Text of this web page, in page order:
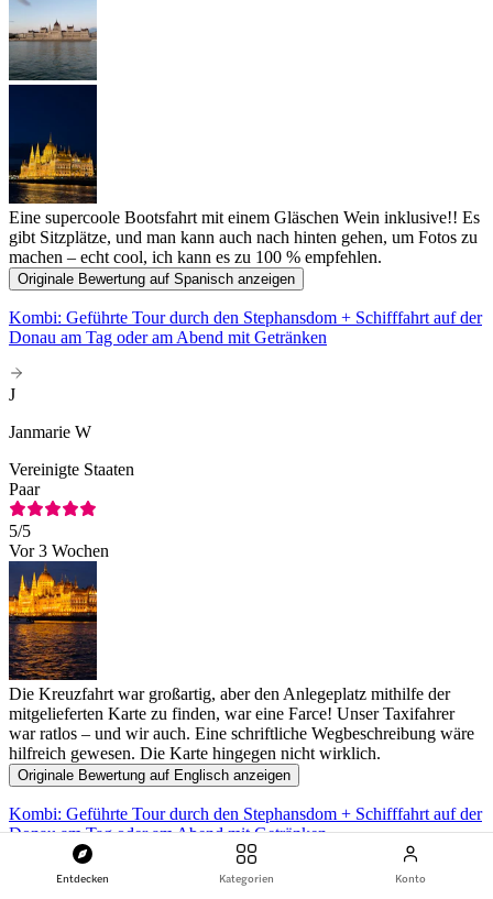
Entdecken Kategorien Konto
Eine supercoole Bootsfahrt mit einem Gläschen Wein inklusive!! Es
gibt Sitzplätze, und man kann auch nach hinten gehen, um Fotos zu
machen – echt cool, ich kann es zu 100 % empfehlen.
Originale Bewertung auf Spanisch anzeigen
Kombi: Geführte Tour durch den Stephansdom + Schifffahrt auf der
Donau am Tag oder am Abend mit Getränken
J
Janmarie W
Vereinigte Staaten
Paar
5/5
Vor 3 Wochen
Die Kreuzfahrt war großartig, aber den Anlegeplatz mithilfe der
mitgelieferten Karte zu finden, war eine Farce! Unser Taxifahrer
war ratlos – und wir auch. Eine schriftliche Wegbeschreibung wäre
hilfreich gewesen. Die Karte hingegen nicht wirklich.
Originale Bewertung auf Englisch anzeigen
Kombi: Geführte Tour durch den Stephansdom + Schifffahrt auf der
Donau am Tag oder am Abend mit Getränken